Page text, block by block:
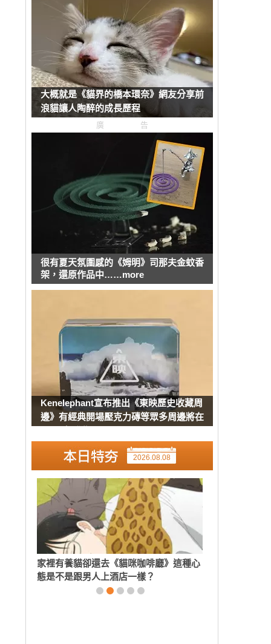
大概就是《貓界的橋本環奈》網友分享前
浪貓讓人陶醉的成長歷程
廣告
很有夏天氛圍感的《姆明》司那夫金蚊香
架，還原作品中……more
Kenelephant宣布推出《東映歷史收藏周
邊》有經典開場壓克力磚等眾多周邊將在
2026.08.08